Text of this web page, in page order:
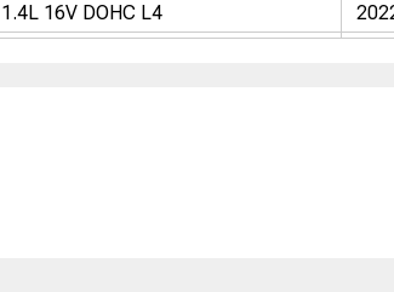
1.4L 16V DOHC L4